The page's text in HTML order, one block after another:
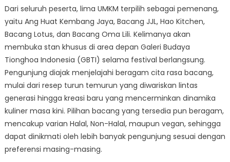
Dari seluruh peserta, lima UMKM terpilih sebagai pemenang,
yaitu Ang Huat Kembang Jaya, Bacang JJL, Hao Kitchen,
Bacang Lotus, dan Bacang Oma Lili. Kelimanya akan
membuka stan khusus di area depan Galeri Budaya
Tionghoa Indonesia (GBTI) selama festival berlangsung.
Pengunjung diajak menjelajahi beragam cita rasa bacang,
mulai dari resep turun temurun yang diwariskan lintas
generasi hingga kreasi baru yang mencerminkan dinamika
kuliner masa kini. Pilihan bacang yang tersedia pun beragam,
mencakup varian Halal, Non-Halal, maupun vegan, sehingga
dapat dinikmati oleh lebih banyak pengunjung sesuai dengan
preferensi masing-masing.